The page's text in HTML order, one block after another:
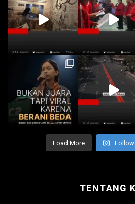
Load More
TENTANG